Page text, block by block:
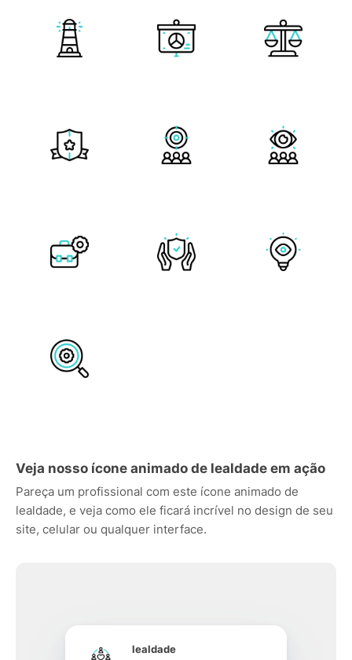
Veja nosso ícone animado de lealdade em ação
Pareça um profissional com este ícone animado de
lealdade, e veja como ele ficará incrível no design de seu
site, celular ou qualquer interface.
lealdade